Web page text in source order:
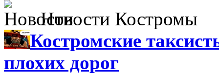
Новости Костромы
Костромские
плохих дорог